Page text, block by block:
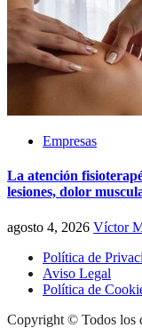
Empresas
La atención
lesiones, dolor
agosto 4, 2026 Víctor
Política de
Aviso Legal
Política de
Copyright © Todos los